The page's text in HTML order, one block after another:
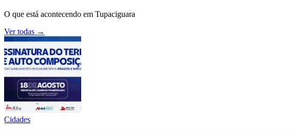
O que está acontecendo em Tupaciguara
Ver todas →
Cidades